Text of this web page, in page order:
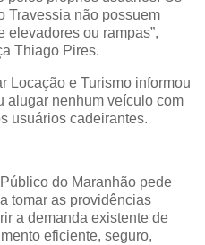
Travessia não possuem
ou rampas”,
Thiago Pires.
Locação e Turismo informou
alugar nenhum veículo com
usuários cadeirantes.
do Maranhão pede
tomar as providências
a demanda existente de
eficiente, seguro,